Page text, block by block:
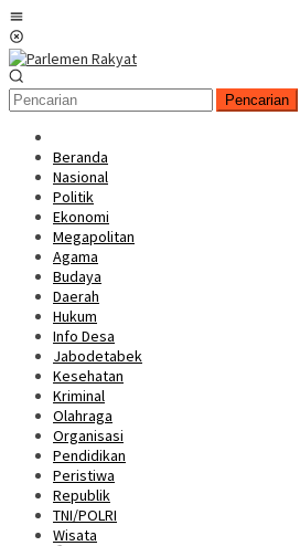
Loncat
ke
konten
Pencarian
Beranda
Nasional
Politik
Ekonomi
Megapolitan
Agama
Budaya
Daerah
Hukum
Info Desa
Jabodetabek
Kesehatan
Kriminal
Olahraga
Organisasi
Pendidikan
Peristiwa
Republik
TNI/POLRI
Wisata